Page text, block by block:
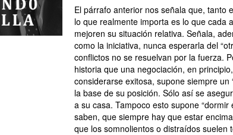
El párrafo anterior nos señala que, tanto
lo que realmente importa es lo que cada
mejoren su situación relativa. Señala,
como la iniciativa, nunca esperarla del
conflictos no se resuelvan por la fuerza.
historia que una negociación, en
considerarse exitosa, supone siempre
la base de su posición. Sólo así se
a su casa. Tampoco esto supone
saben, que siempre hay que estar
que los somnolientos o distraídos suelen